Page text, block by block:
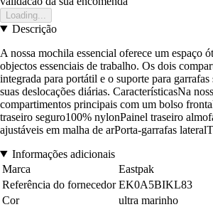
Loading...
Descrição
A nossa mochila essencial oferece um espaço
objectos essenciais de trabalho. Os dois
integrada para portátil e o suporte para garrafas
suas deslocações diárias. CaracterísticasNa
compartimentos principais com um bolso
traseiro seguro100% nylonPainel traseiro
ajustáveis em malha de arPorta-garrafas
Informações adicionais
Marca
Eastpak
Referência do fornecedor EK0A5BIKL83
Cor
ultra marinho